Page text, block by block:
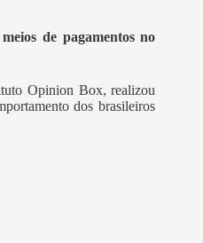
de pagamentos no
Opinion Box, realizou
dos brasileiros